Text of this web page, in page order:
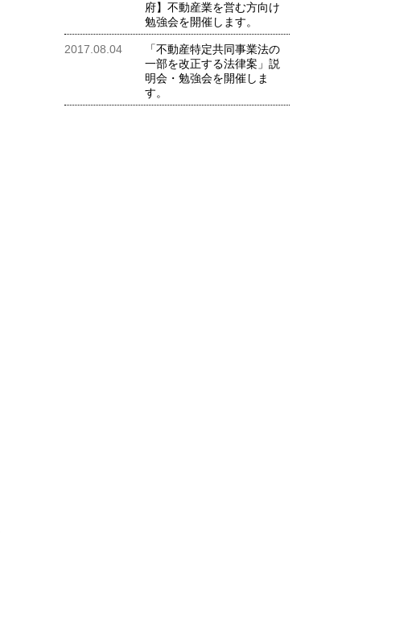
府】不動産業を営む方向け
勉強会を開催します。
2017.08.04
「不動産特定共同事業法の
一部を改正する法律案」説
明会・勉強会を開催しま
す。